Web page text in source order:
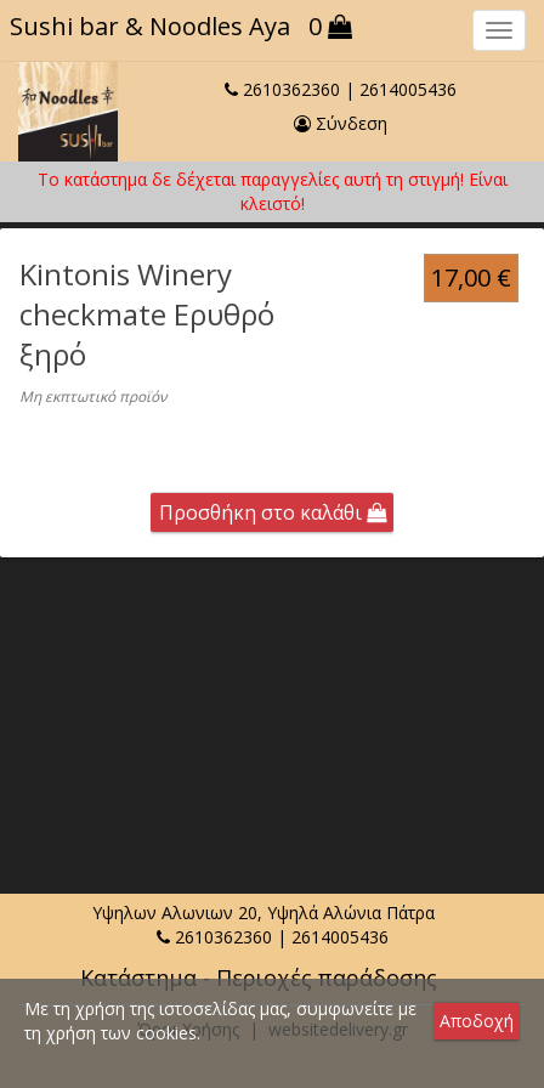
Sushi bar & Noodles Aya 0
2610362360 | 2614005436
Σύνδεση
Το κατάστημα δε δέχεται παραγγελίες αυτή τη στιγμή! Eίναι
κλειστό!
Kintonis Winery
checkmate Ερυθρό
ξηρό
Μη εκπτωτικό προϊόν
17,00€
Προσθήκη στο καλάθι
Υψηλων Αλωνιων 20, Υψηλά Αλώνια Πάτρα
2610362360 | 2614005436
Κατάστημα - Περιοχές παράδοσης
Όροι Χρήσης | websitedelivery.gr Αποδοχή
Με τη χρήση της ιστοσελίδας μας, συμφωνείτε με
τη χρήση των cookies.